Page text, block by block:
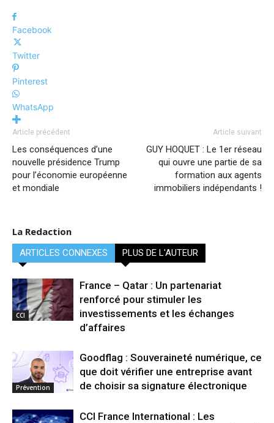
Facebook
Twitter
Pinterest
WhatsApp
Article précédent
Les conséquences d’une
nouvelle présidence Trump
pour l’économie européenne
et mondiale
Article suivant
GUY HOQUET : Le 1er réseau
qui ouvre une partie de sa
formation aux agents
immobiliers indépendants !
La Redaction
ARTICLES CONNEXES PLUS DE L'AUTEUR
CCI
France – Qatar : Un partenariat
renforcé pour stimuler les
investissements et les échanges
d’affaires
Prévention
Goodflag : Souveraineté numérique, ce
que doit vérifier une entreprise avant
de choisir sa signature électronique
CCI France International : Les